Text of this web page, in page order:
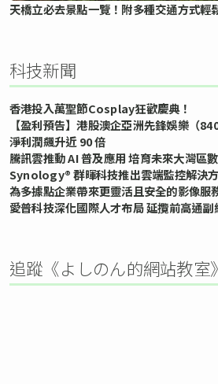
天橋立必去景點一覽！附多種交通方式輕
科技新聞
香港投入萬聖節Cosplay狂歡慶典！
【盈利預告】港股澳企亞洲先鋒娛樂（
淨利潤飆升近 90 倍
騰訊雲推動 AI 普及應用 培育未來大灣區
Synology® 群暉科技推出雲端監控解決
為多據點企業帶來更靈活且安全的影像服
愛普科技深化國際人才布局 延攬前高通副
追蹤《よしのん的網站教室》